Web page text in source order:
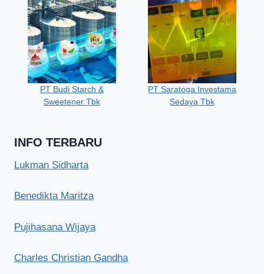
PT Budi Starch &
Sweetener Tbk
PT Saratoga Investama
Sedaya Tbk
INFO TERBARU
Lukman Sidharta
Benedikta Maritza
Pujihasana Wijaya
Charles Christian Gandha